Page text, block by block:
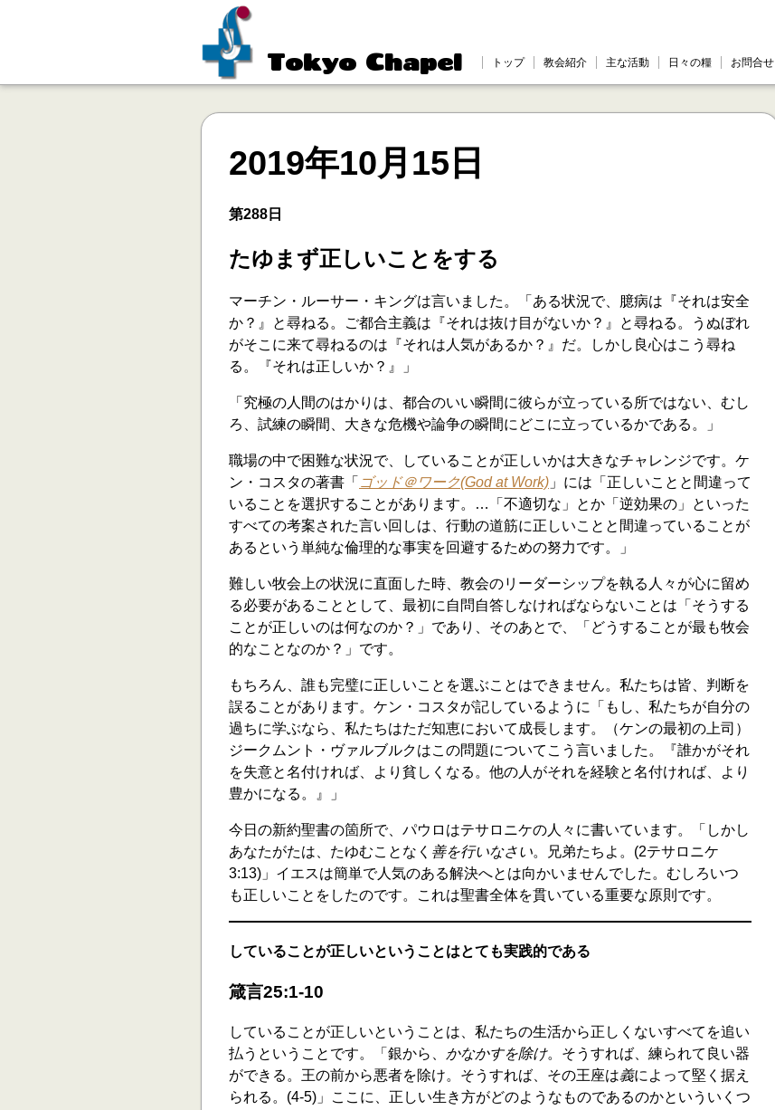
Tokyo Chapel トップ 教会紹介 主な活動 日々の糧 お問合せ
2019年10月15日
第288日
たゆまず正しいことをする
マーチン・ルーサー・キングは言いました。「ある状況で、臆病は『それは安全
か？』と尋ねる。ご都合主義は『それは抜け目がないか？』と尋ねる。うぬぼれ
がそこに来て尋ねるのは『それは人気があるか？』だ。しかし良心はこう尋ね
る。『それは正しいか？』」
「究極の人間のはかりは、都合のいい瞬間に彼らが立っている所ではない、むし
ろ、試練の瞬間、大きな危機や論争の瞬間にどこに立っているかである。」
職場の中で困難な状況で、していることが正しいかは大きなチャレンジです。ケ
ン・コスタの著書「 ゴッド＠ワーク(God at Work) 」には「正しいことと間違って
いることを選択することがあります。…「不適切な」とか「逆効果の」といった
すべての考案された言い回しは、行動の道筋に正しいことと間違っていることが
あるという単純な倫理的な事実を回避するための努力です。」
難しい牧会上の状況に直面した時、教会のリーダーシップを執る人々が心に留め
る必要があることとして、最初に自問自答しなければならないことは「そうする
ことが正しいのは何なのか？」であり、そのあとで、「どうすることが最も牧会
的なことなのか？」です。
もちろん、誰も完璧に正しいことを選ぶことはできません。私たちは皆、判断を
誤ることがあります。ケン・コスタが記しているように「もし、私たちが自分の
過ちに学ぶなら、私たちはただ知恵において成長します。（ケンの最初の上司）
ジークムント・ヴァルブルクはこの問題についてこう言いました。『誰かがそれ
を失意と名付ければ、より貧しくなる。他の人がそれを経験と名付ければ、より
豊かになる。』」
今日の新約聖書の箇所で、パウロはテサロニケの人々に書いています。「しかし
あなたがたは、たゆむことなく 善を行いなさい。兄弟たちよ。(2テサロニケ
3:13)」イエスは簡単で人気のある解決へとは向かいませんでした。むしろいつ
も正しいことをしたのです。これは聖書全体を貫いている重要な原則です。
していることが正しいということはとても実践的である
箴言25:1-10
していることが正しいということは、私たちの生活から正しくないすべてを追い
払うということです。「銀から、
かなかすを除け。そうすれば、練られて良い器
ができる。王の前から悪者を除け。そうすれば、その王座は義によって堅く据え
られる。(4-5)」ここに、正しい生き方がどのようなものであるのかといういくつ